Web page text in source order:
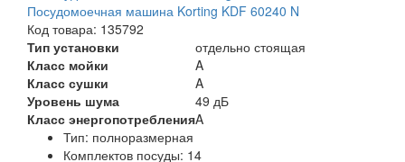
Посудомоечная машина Korting KDF 60240 N
Код товара: 135792
Тип установки
отдельно стоящая
Класс мойки
A
Класс сушки
A
Уровень шума
49 дБ
Класс энергопотребленияA
Тип: полноразмерная
Комплектов посуды: 14